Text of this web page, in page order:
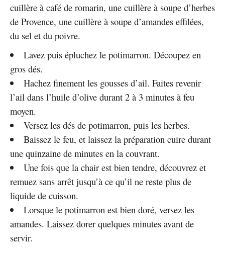
cuillère à café de romarin, une cuillère à soupe d’herbes
de Provence, une cuillère à soupe d’amandes effilées,
du sel et du poivre.
Lavez puis épluchez le potimarron. Découpez en
gros dés.
Hachez finement les gousses d’ail. Faites revenir
l’ail dans l’huile d’olive durant 2 à 3 minutes à feu
moyen.
Versez les dés de potimarron, puis les herbes.
Baissez le feu, et laissez la préparation cuire durant
une quinzaine de minutes en la couvrant.
Une fois que la chair est bien tendre, découvrez et
remuez sans arrêt jusqu’à ce qu’il ne reste plus de
liquide de cuisson.
Lorsque le potimarron est bien doré, versez les
amandes. Laissez dorer quelques minutes avant de
servir.